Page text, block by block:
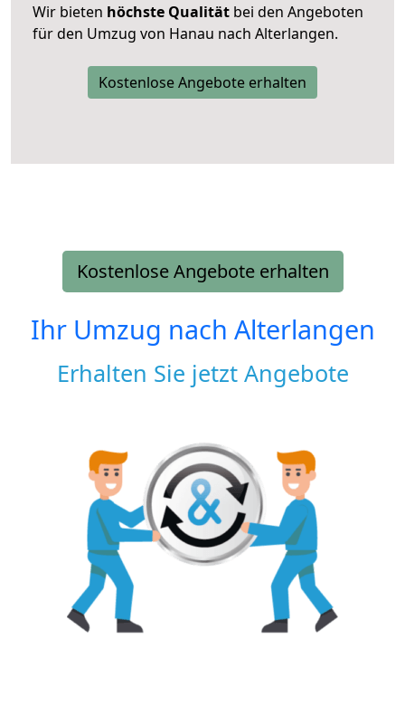
Wir bieten höchste Qualität bei den Angeboten
für den Umzug von Hanau nach Alterlangen.
Kostenlose Angebote erhalten
Kostenlose Angebote erhalten
Ihr Umzug nach Alterlangen
Erhalten Sie jetzt Angebote